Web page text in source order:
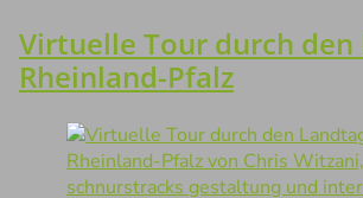
Virtuelle Tour durch den
Rheinland-Pfalz